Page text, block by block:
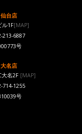
台店
ル1F[MAP]
213-6887
号
名店
大名2F [MAP]
714-1255
号